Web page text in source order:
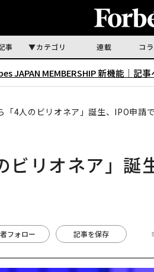
事 カテゴリ 連載 コ
JAPAN MEMBERSHIP 新機能｜ 記事
「4人のビリオネア」誕生、IPO申請
ビリオネア」誕
フォロー 記事を保存